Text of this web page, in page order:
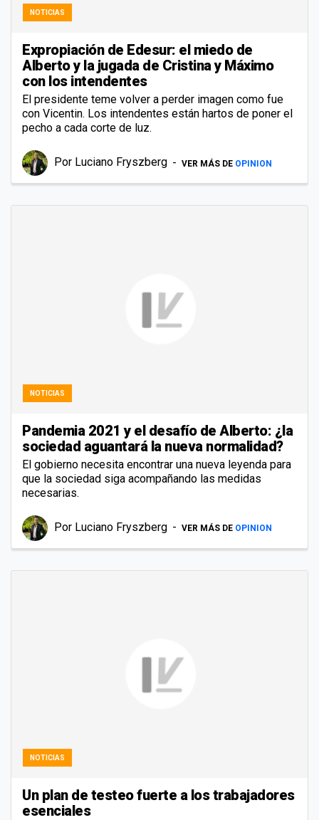
NOTICIAS
Expropiación de Edesur: el miedo de
Alberto y la jugada de Cristina y Máximo
con los intendentes
El presidente teme volver a perder imagen como fue
con Vicentin. Los intendentes están hartos de poner el
pecho a cada corte de luz.
Por Luciano Fryszberg VER MÁS DE OPINION
NOTICIAS
Pandemia 2021 y el desafío de Alberto: ¿la
sociedad aguantará la nueva normalidad?
El gobierno necesita encontrar una nueva leyenda para
que la sociedad siga acompañando las medidas
necesarias.
Por Luciano Fryszberg VER MÁS DE OPINION
NOTICIAS
Un plan de testeo fuerte a los trabajadores
esenciales